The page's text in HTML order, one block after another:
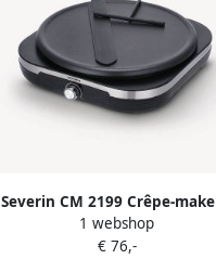
Severin CM 2199 Crêpe-
XXL Grillplaat Ø 38 cm –
Antiaanbaklaag – Voor Zoete
1 webshop
€ 76,-